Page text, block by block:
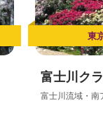
東
富士川ク
富士川流域・南